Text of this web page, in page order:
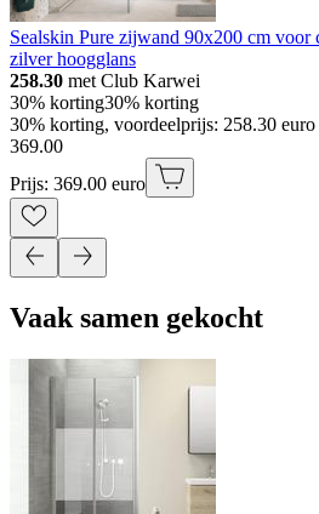
Sealskin Pure zijwand 90x200 cm voor
zilver hoogglans
258.30 met Club Karwei
30% korting30% korting
30% korting, voordeelprijs: 258.30
369.00
Prijs: 369.00 euro
Vaak samen gekocht